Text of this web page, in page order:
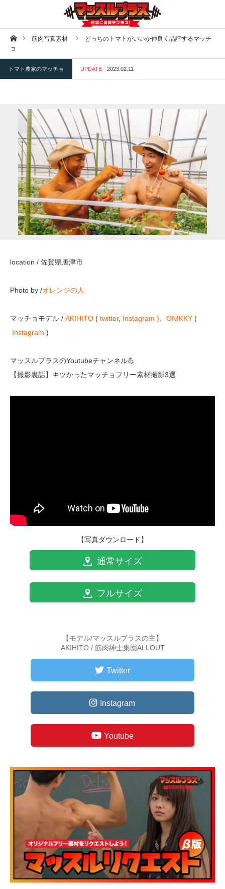
ホーム筋肉写真素材
どっちのトマトがいいか仲良く品評するマッチ
ョ
トマト農家のマッチョ UPDATE 2023.02.11
location / 佐賀県唐津市
Photo by /オレンジの人
マッチョモデル / AKIHITO ( twitter, Instagram ) ONIKKY (
Instagram )
マッスルプラスのYoutubeチャンネル💪
【撮影裏話】キツかったマッチョフリー素材撮影3選
【写真ダウンロード】
通常サイズ
フルサイズ
【モデル/マッスルプラスの主】
AKIHITO / 筋肉紳士集団ALLOUT
Twitter
Instagram
Youtube